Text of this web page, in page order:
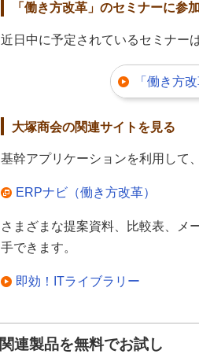
「働き方改革」のセミナーに参
近日中に予定されているセミナー
「働き方
大塚商会の関連サイトを見る
基幹アプリケーションを利用して
ERPナビ（働き方改革）
さまざまな提案資料、比較表、メ
手できます。
即効！ITライブラリー
関連製品を無料でお試し